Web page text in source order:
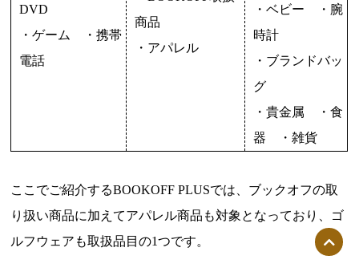
DVD
・ゲーム ・携帯
電話
商品
・アパレル
・ベビー ・腕
時計
・ブランドバッ
グ
・貴金属 ・食
器 ・雑貨
ここでご紹介するBOOKOFF PLUSでは、ブックオフの取
り扱い商品に加えてアパレル商品も対象となっており、ゴ
ルフウェアも取扱品目の1つです。